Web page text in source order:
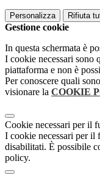
Personalizza Rifiuta
Gestione cookie
In questa schermata è
I cookie necessari sono
piattaforma e non è
Per conoscere quali
visionare la COOKIE
Cookie necessari per il
I cookie necessari per il
disabilitati. È possibile
policy.